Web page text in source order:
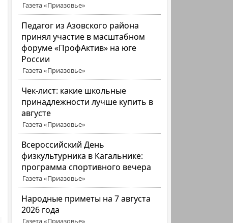
Газета «Приазовье»
Педагог из Азовского района
принял участие в масштабном
форуме «ПрофАктив» на юге
России
Газета «Приазовье»
Чек-лист: какие школьные
принадлежности лучше купить в
августе
Газета «Приазовье»
Всероссийский День
физкультурника в Кагальнике:
программа спортивного вечера
Газета «Приазовье»
Народные приметы на 7 августа
2026 года
Газета «Приазовье»